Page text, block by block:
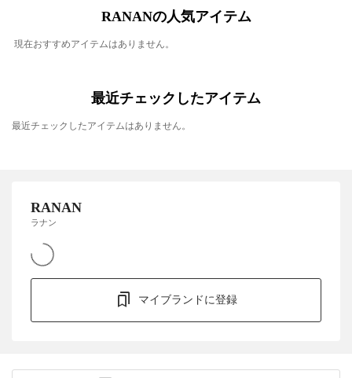
RANANの人気アイテム
現在おすすめアイテムはありません。
最近チェックしたアイテム
最近チェックしたアイテムはありません。
RANAN
ラナン
マイブランドに登録